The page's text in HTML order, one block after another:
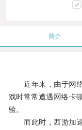
简介
近年来，由于网络
戏时常常遭遇网络卡
验。
而此时，西游加速